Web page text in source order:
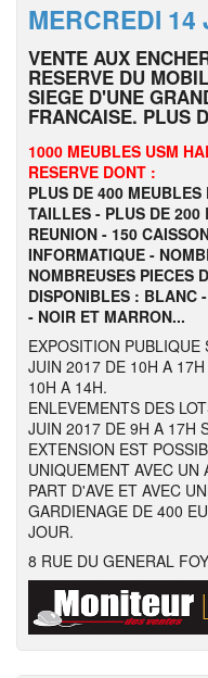
MERCREDI
VENTE AUX
RESERVE DU
SIEGE D'UNE
FRANCAISE. PLUS
1000 MEUBLES USM
RESERVE DONT :
PLUS DE 400
TAILLES - PLUS DE 200
REUNION - 150
INFORMATIQUE -
NOMBREUSES PIECES
DISPONIBLES : BLANC
- NOIR ET MARRON...
EXPOSITION
JUIN 2017 DE 10H A
10H A 14H.
ENLEVEMENTS DES
JUIN 2017 DE 9H A 17H
EXTENSION EST
UNIQUEMENT AVEC UN
PART D'AVE ET AVEC
GARDIENAGE DE 400
JOUR.
8 RUE DU GENERAL